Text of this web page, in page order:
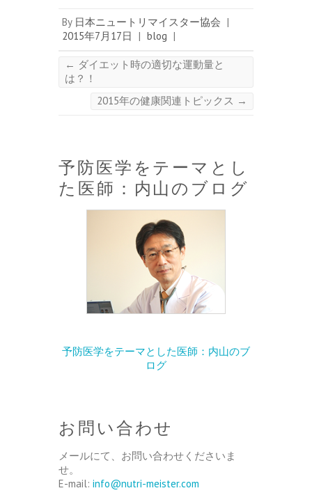
By 日本ニュートリマイスター協会 |
2015年7月17日 | blog |
← ダイエット時の適切な運動量と
は？！
2015年の健康関連トピックス →
予防医学をテーマとし
た医師：内山のブログ
予防医学をテーマとした医師：内山のブ
ログ
お問い合わせ
メールにて、お問い合わせくださいま
せ。
E-mail: info@nutri-meister.com